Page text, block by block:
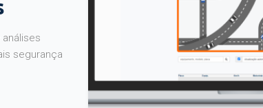
segurança